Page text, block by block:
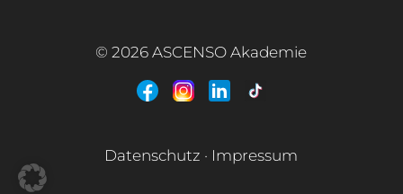
© 2026 ASCENSO Akademie
Datenschutz · Impressum